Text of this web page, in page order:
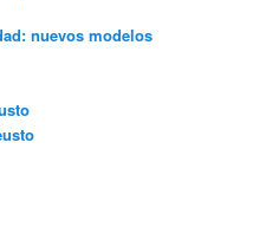
nuevos modelos